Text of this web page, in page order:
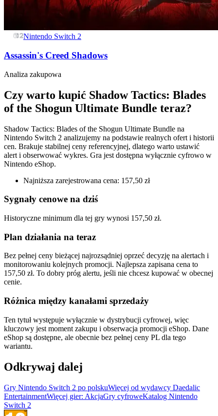
Nintendo Switch 2
Assassin's Creed Shadows
Analiza zakupowa
Czy warto kupić Shadow Tactics: Blades
of the Shogun Ultimate Bundle teraz?
Shadow Tactics: Blades of the Shogun Ultimate Bundle na
Nintendo Switch 2 analizujemy na podstawie realnych ofert i historii
cen. Brakuje stabilnej ceny referencyjnej, dlatego warto ustawić
alert i obserwować wykres. Gra jest dostępna wyłącznie cyfrowo w
Nintendo eShop.
Najniższa zarejestrowana cena: 157,50 zł
Sygnały cenowe na dziś
Historyczne minimum dla tej gry wynosi 157,50 zł.
Plan działania na teraz
Bez pełnej ceny bieżącej najrozsądniej oprzeć decyzję na alertach i
monitorowaniu kolejnych promocji. Najlepsza zapisana cena to
157,50 zł. To dobry próg alertu, jeśli nie chcesz kupować w obecnej
cenie.
Różnica między kanałami sprzedaży
Ten tytuł występuje wyłącznie w dystrybucji cyfrowej, więc
kluczowy jest moment zakupu i obserwacja promocji eShop. Dane
eShop są dostępne, ale obecnie bez pełnej ceny PL dla tego
wariantu.
Odkrywaj dalej
Gry Nintendo Switch 2 po polskuWięcej od wydawcy Daedalic
EntertainmentWięcej gier: AkcjaGry cyfroweKatalog Nintendo
Switch 2